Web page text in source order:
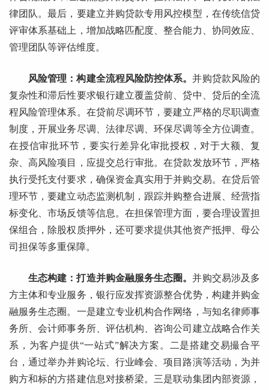
律团队。最后，要建立并购贷款专用风控模型，在传统信贷
评审体系基础上，增加战略匹配度、整合能力、协同效应、
管理团队等评估维度。
风险管理：构建全流程风险防控体系。并购贷款风险的
复杂性和滞后性要求银行建立覆盖贷前、贷中、贷后的全流
程风险管理体系。在贷前尽调环节，要建立严格的尽职调查
制度，开展业务尽调、法律尽调、环保尽调等全方位调查。
在授信审批环节，要实行差异化审批授权，对于大额、复
杂、高风险项目，应提交总行审批。在贷款发放环节，严格
执行受托支付要求，确保资金真实用于并购交易。在贷后管
理环节，要建立动态监测机制，跟踪并购整合进展、经营指
标变化、市场反馈等信息。在担保管理方面，要合理设置担
保组合，除股权质押外，还可要求提供其他资产抵押、母公
司担保等多重保障。
生态构建：打造并购金融服务生态圈。并购交易涉及多
方主体和专业服务，银行应发挥资源整合优势，构建并购金
融服务生态圈。一是建立专业机构合作网络，与知名律师事
务所、会计师事务所、评估机构、咨询公司建立战略合作关
系，为客户提供“一站式”解决方案。二是搭建交易撮合平
台，通过举办并购论坛、行业峰会、项目路演等活动，为并
购方和标的方搭建信息对接桥梁。三是联动集团内部资源，